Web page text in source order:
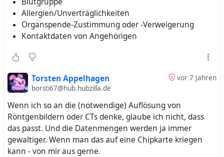
Die Digitalisierungspolitik der früheren
Bundesgesundheitsminister kann kein Vorbild sein.
Weder den Versicherten noch den Ärztinnen oder
Krankenhäusern ist damit gedient, wenn sie
ungeprüft und unhinterfragt fortgesetzt wird.
sachliche Bestandsaufnahme von Bedarf, Kosten und
Nutzen.
Die unterzeichnenden Organisationen fordern daher
den neuen Bundesgesundheitsminister Karl
Lauterbach und die Bundestagsfraktionen von SPD,
Grünen und FDP auf:
Link im Tor-Netzwerk:
http://a6pdp5vmmw4zm5tifrc3qo2pyz7mvnk4zzimpes
nckvzinubzmioddad.onion/de/articles/7867-20211219-
gesundheitssystem.htm
Tags: #
#Verbraucherdatenschutz
#Datensicherheit#Freiwilligkeit
#Einwilligungserfordernis
#elektronischenPatientenakte#Gesetzesänderung
# Anonymisierung#Skandale# RFID
#elektronischeGesundheitskarte #eHealth
Honorarkürzung winkt. Der Gipfel ist jedoch eindeutig
die Verletzung der DSGVO durch die Weigerung, dass
Patienten Zugriff auf ihre eigenen Daten erhalten.
Diese Einschränkung geschieht auf Wunsch der
Gematek, die andernfalls die Einführung der e-Akte bis
Die angeblich erwarteten "Synergieeffekte" durch die
e-Akte werden also sicher nicht eintreten, da
hoffentlich genügend Menschen die Auskunft zu
ihren Daten durch Anfragen bei und Klagen gegen
ihre Krankenkasse erzwingen werden.
Allergien/Unverträglichkeiten
Organspende-Zustimmung oder -Verweigerung
Kontaktdaten von Angehörigen
vor 7 Jahren
Torsten Appelhagen
borsti67@hub.hubzilla.de
Wenn ich so an die (notwendige) Auflösung von
Röntgenbildern oder CTs denke, glaube ich nicht, dass
das passt. Und die Datenmengen werden ja immer
gewaltiger. Wenn man das auf eine Chipkarte kriegen
kann - von mir aus gerne.